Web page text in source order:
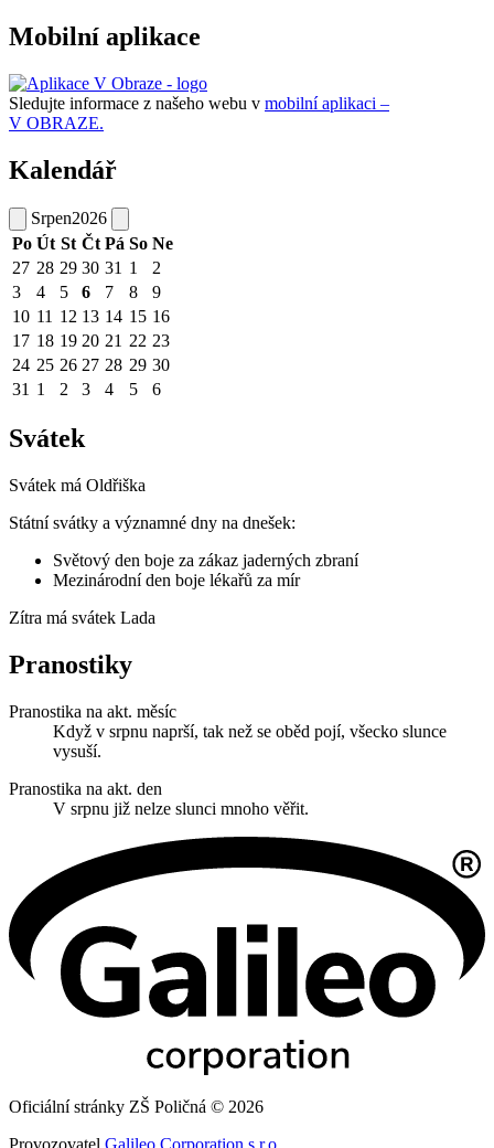
Mobilní aplikace
Sledujte informace z našeho webu v mobilní aplikaci –
V OBRAZE.
Kalendář
Srpen2026
Po Út St Čt Pá So Ne
27 28 29 30 31 1
2
3
4 5 6 7 8
9
10 11 12 13 14 15 16
17 18 19 20 21 22 23
24 25 26 27 28 29 30
31 1 2 3 4 5 6
Svátek
Svátek má Oldřiška
Státní svátky a významné dny na dnešek:
Světový den boje za zákaz jaderných zbraní
Mezinárodní den boje lékařů za mír
Zítra má svátek Lada
Pranostiky
Pranostika na akt. měsíc
Když v srpnu naprší, tak než se oběd pojí, všecko slunce
vysuší.
Pranostika na akt. den
V srpnu již nelze slunci mnoho věřit.
Oficiální stránky ZŠ Poličná © 2026